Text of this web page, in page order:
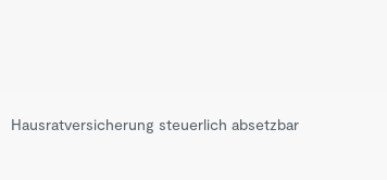
Hausratversicherung steuerlich absetzbar